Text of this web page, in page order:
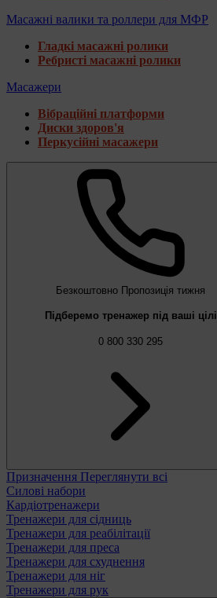
Масажні валики та роллери для МФР
Гладкі масажні ролики
Ребристі масажні ролики
Масажери
Вібраційні платформи
Диски здоров'я
Перкусійні масажери
Безкоштовно Пропозиція тижня
Підберемо тренажер під ваші цілі
0 800 330 295
Призначення Переглянути всі
Силові набори
Кардіотренажери
Тренажери для сідниць
Тренажери для реабілітації
Тренажери для преса
Тренажери для схуднення
Тренажери для ніг
Тренажери для рук